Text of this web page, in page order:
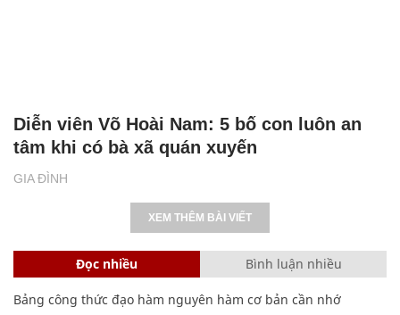
GIA ĐÌNH
Diễn viên Võ Hoài Nam: 5 bố con luôn an
tâm khi có bà xã quán xuyến
XEM THÊM BÀI VIẾT
Đọc nhiều Bình luận nhiều
Bảng công thức đạo hàm nguyên hàm cơ bản cần nhớ